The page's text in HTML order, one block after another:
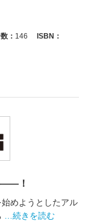
： 146
ISBN：
――！
始めようとしたアル
…続きを読む